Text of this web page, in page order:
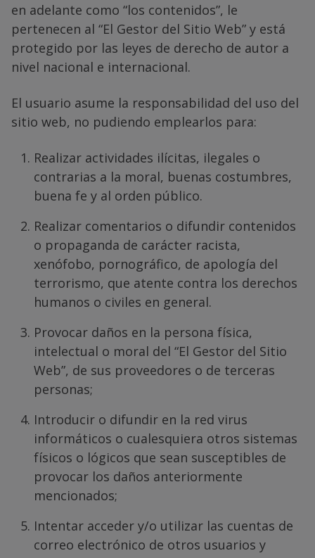
en adelante como “los contenidos”, le
pertenecen al “El Gestor del Sitio Web” y está
protegido por las leyes de derecho de autor a
nivel nacional e internacional.
El usuario asume la responsabilidad del uso del
sitio web, no pudiendo emplearlos para:
Realizar actividades ilícitas, ilegales o
contrarias a la moral, buenas costumbres,
buena fe y al orden público.
Realizar comentarios o difundir contenidos
o propaganda de carácter racista,
xenófobo, pornográfico, de apología del
terrorismo, que atente contra los derechos
humanos o civiles en general.
Provocar daños en la persona física,
intelectual o moral del “El Gestor del Sitio
Web”, de sus proveedores o de terceras
personas;
Introducir o difundir en la red virus
informáticos o cualesquiera otros sistemas
físicos o lógicos que sean susceptibles de
provocar los daños anteriormente
mencionados;
Intentar acceder y/o utilizar las cuentas de
correo electrónico de otros usuarios y